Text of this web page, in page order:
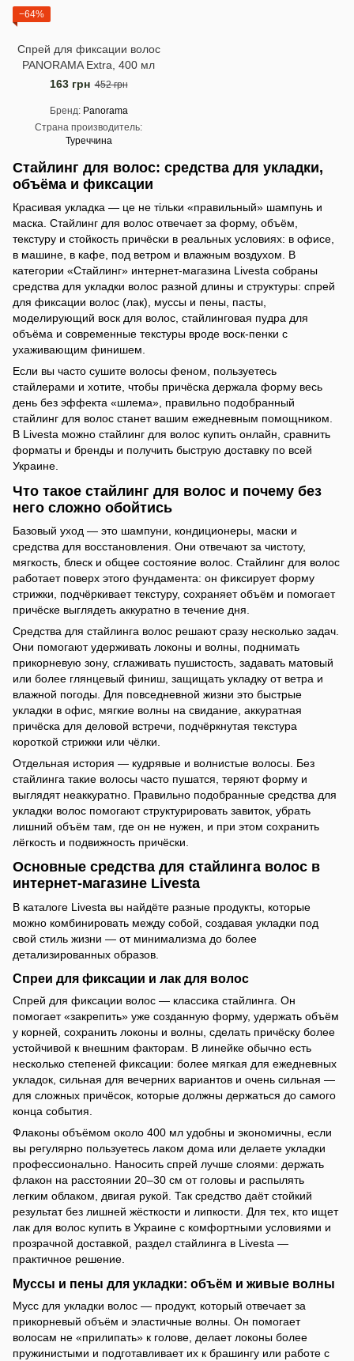
−64%
Спрей для фиксации волос
PANORAMA Extra, 400 мл
163 грн 452 грн
Бренд
Panorama
Страна производитель
Туреччина
Стайлинг для волос: средства для укладки,
объёма и фиксации
Красивая укладка — це не тільки «правильный» шампунь и
маска. Стайлинг для волос отвечает за форму, объём,
текстуру и стойкость причёски в реальных условиях: в офисе,
в машине, в кафе, под ветром и влажным воздухом. В
категории «Стайлинг» интернет-магазина Livesta собраны
средства для укладки волос разной длины и структуры: спрей
для фиксации волос (лак), муссы и пены, пасты,
моделирующий воск для волос, стайлинговая пудра для
объёма и современные текстуры вроде воск-пенки с
ухаживающим финишем.
Если вы часто сушите волосы феном, пользуетесь
стайлерами и хотите, чтобы причёска держала форму весь
день без эффекта «шлема», правильно подобранный
стайлинг для волос станет вашим ежедневным помощником.
В Livesta можно стайлинг для волос купить онлайн, сравнить
форматы и бренды и получить быструю доставку по всей
Украине.
Что такое стайлинг для волос и почему без
него сложно обойтись
Базовый уход — это шампуни, кондиционеры, маски и
средства для восстановления. Они отвечают за чистоту,
мягкость, блеск и общее состояние волос. Стайлинг для волос
работает поверх этого фундамента: он фиксирует форму
стрижки, подчёркивает текстуру, сохраняет объём и помогает
причёске выглядеть аккуратно в течение дня.
Средства для стайлинга волос решают сразу несколько задач.
Они помогают удерживать локоны и волны, поднимать
прикорневую зону, сглаживать пушистость, задавать матовый
или более глянцевый финиш, защищать укладку от ветра и
влажной погоды. Для повседневной жизни это быстрые
укладки в офис, мягкие волны на свидание, аккуратная
причёска для деловой встречи, подчёркнутая текстура
короткой стрижки или чёлки.
Отдельная история — кудрявые и волнистые волосы. Без
стайлинга такие волосы часто пушатся, теряют форму и
выглядят неаккуратно. Правильно подобранные средства для
укладки волос помогают структурировать завиток, убрать
лишний объём там, где он не нужен, и при этом сохранить
лёгкость и подвижность причёски.
Основные средства для стайлинга волос в
интернет-магазине Livesta
В каталоге Livesta вы найдёте разные продукты, которые
можно комбинировать между собой, создавая укладки под
свой стиль жизни — от минимализма до более
детализированных образов.
Спреи для фиксации и лак для волос
Спрей для фиксации волос — классика стайлинга. Он
помогает «закрепить» уже созданную форму, удержать объём
у корней, сохранить локоны и волны, сделать причёску более
устойчивой к внешним факторам. В линейке обычно есть
несколько степеней фиксации: более мягкая для ежедневных
укладок, сильная для вечерних вариантов и очень сильная —
для сложных причёсок, которые должны держаться до самого
конца события.
Флаконы объёмом около 400 мл удобны и экономичны, если
вы регулярно пользуетесь лаком дома или делаете укладки
профессионально. Наносить спрей лучше слоями: держать
флакон на расстоянии 20–30 см от головы и распылять
легким облаком, двигая рукой. Так средство даёт стойкий
результат без лишней жёсткости и липкости. Для тех, кто ищет
лак для волос купить в Украине с комфортными условиями и
прозрачной доставкой, раздел стайлинга в Livesta —
практичное решение.
Муссы и пены для укладки: объём и живые волны
Мусс для укладки волос — продукт, который отвечает за
прикорневый объём и эластичные волны. Он помогает
волосам не «прилипать» к голове, делает локоны более
пружинистыми и подготавливает их к брашингу или работе с